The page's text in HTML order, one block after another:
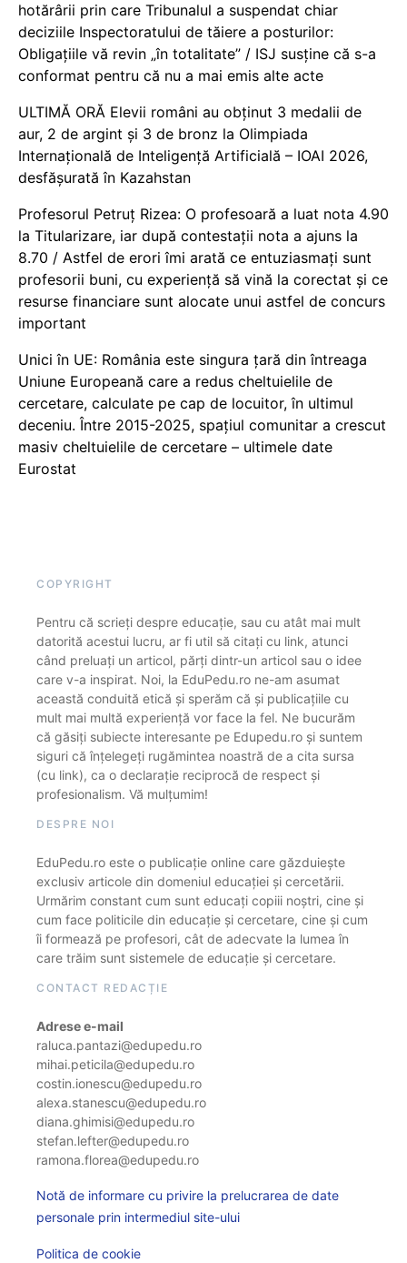
hotărârii prin care Tribunalul a suspendat chiar
deciziile Inspectoratului de tăiere a posturilor:
Obligațiile vă revin „în totalitate” / ISJ susține că s-a
conformat pentru că nu a mai emis alte acte
ULTIMĂ ORĂ Elevii români au obținut 3 medalii de
aur, 2 de argint și 3 de bronz la Olimpiada
Internațională de Inteligență Artificială – IOAI 2026,
desfășurată în Kazahstan
Profesorul Petruț Rizea: O profesoară a luat nota 4.90
la Titularizare, iar după contestații nota a ajuns la
8.70 / Astfel de erori îmi arată ce entuziasmați sunt
profesorii buni, cu experiență să vină la corectat și ce
resurse financiare sunt alocate unui astfel de concurs
important
Unici în UE: România este singura țară din întreaga
Uniune Europeană care a redus cheltuielile de
cercetare, calculate pe cap de locuitor, în ultimul
deceniu. Între 2015-2025, spațiul comunitar a crescut
masiv cheltuielile de cercetare – ultimele date
Eurostat
COPYRIGHT
Pentru că scrieți despre educație, sau cu atât mai mult
datorită acestui lucru, ar fi util să citați cu link, atunci
când preluați un articol, părți dintr-un articol sau o idee
care v-a inspirat. Noi, la EduPedu.ro ne-am asumat
această conduită etică și sperăm că și publicațiile cu
mult mai multă experiență vor face la fel. Ne bucurăm
că găsiți subiecte interesante pe Edupedu.ro și suntem
siguri că înțelegeți rugămintea noastră de a cita sursa
(cu link), ca o declarație reciprocă de respect și
profesionalism. Vă mulțumim!
DESPRE NOI
EduPedu.ro este o publicație online care găzduiește
exclusiv articole din domeniul educației și cercetării.
Urmărim constant cum sunt educați copiii noștri, cine și
cum face politicile din educație și cercetare, cine și cum
îi formează pe profesori, cât de adecvate la lumea în
care trăim sunt sistemele de educație și cercetare.
CONTACT REDACȚIE
Adrese e-mail
raluca.pantazi@edupedu.ro
mihai.peticila@edupedu.ro
costin.ionescu@edupedu.ro
alexa.stanescu@edupedu.ro
diana.ghimisi@edupedu.ro
stefan.lefter@edupedu.ro
ramona.florea@edupedu.ro
Notă de informare cu privire la prelucrarea de date
personale prin intermediul site-ului
Politica de cookie